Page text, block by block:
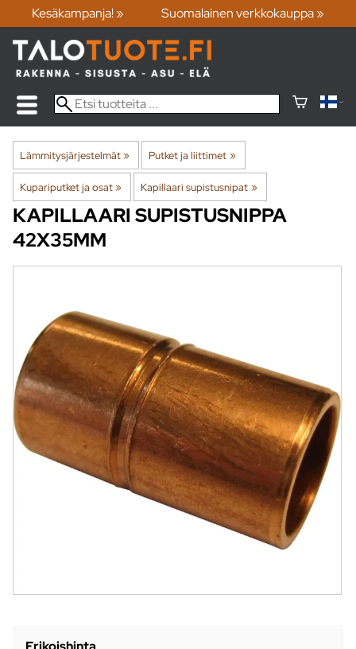
Kesäkampanja! » Suomalainen verkkokauppa »
Lämmitysjärjestelmät‪» Putket ja liittimet ‪»
Kupariputket ja osat‪» Kapillaari supistusnipat ‪»
KAPILLAARI SUPISTUSNIPPA
42X35MM